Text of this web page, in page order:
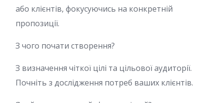
або клієнтів, фокусуючись на конкретній
пропозиції.
З чого почати створення?
З визначення чіткої цілі та цільової аудиторії.
Почніть з дослідження потреб ваших клієнтів.